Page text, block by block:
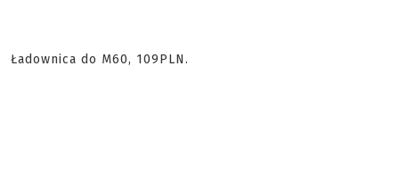
Ładownica do M60, 109PLN.